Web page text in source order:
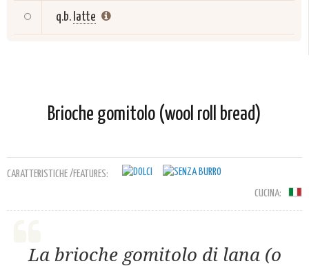
q.b. latte
Brioche gomitolo (wool roll bread)
CARATTERISTICHE /FEATURES:
CUCINA:
La brioche gomitolo di lana (o